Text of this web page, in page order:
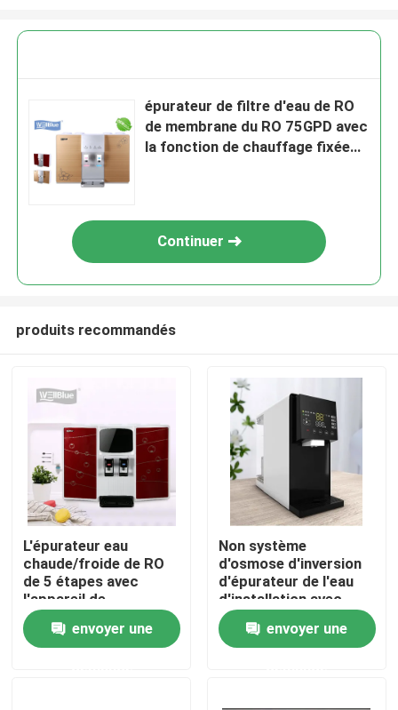
Maison
épurateur de filtre d'eau de RO
de membrane du RO 75GPD avec
la fonction de chauffage fixée
Continuer
produits recommandés
L'épurateur eau
chaude/froide de RO
de 5 étapes avec
l'appareil de
chauffage filtre le flux
d'automobile de
distributeur
envoyer une
Non système
d'osmose d'inversion
d'épurateur de l'eau
d'installation avec
l'apparence du
chauffage/TDS
envoyer une